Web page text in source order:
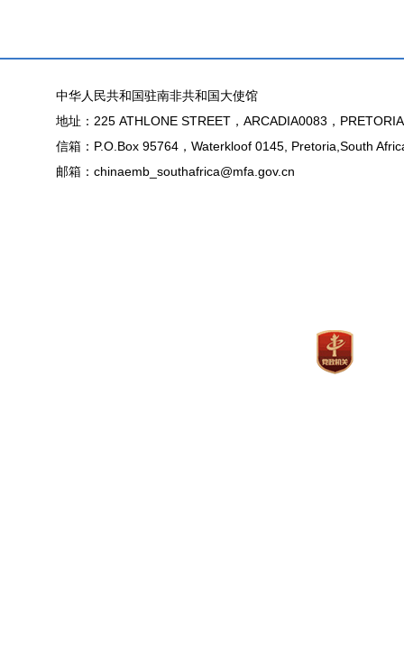
中华人民共和国驻南非共和国大使馆
地址：225 ATHLONE STREET，ARCADIA0083，
信箱：P.O.Box 95764，Waterkloof 0145, Pretoria,South
邮箱：chinaemb_southafrica@mfa.gov.cn